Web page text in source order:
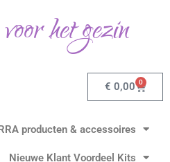
het gezin
€ 0,00 0
producten & accessoires
Nieuwe Klant Voordeel Kits